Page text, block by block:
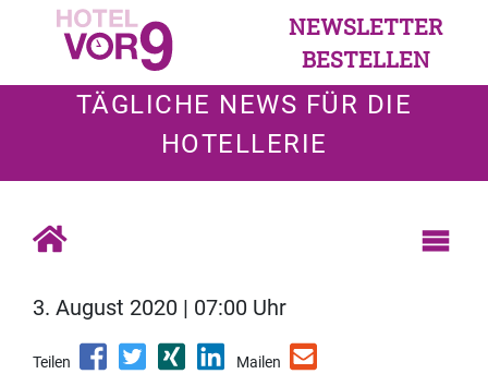
NEWSLETTER
BESTELLEN
TÄGLICHE NEWS FÜR DIE
HOTELLERIE
3. August 2020 | 07:00 Uhr
Teilen Mailen